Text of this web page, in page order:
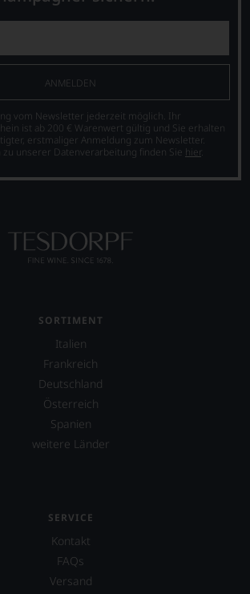
ANMELDEN
vom Newsletter jederzeit möglich. Ihr
ist ab 200 € Warenwert gültig und Sie erhalten
erstmaliger Anmeldung zum Newsletter.
unserer Datenverarbeitung finden Sie hier.
SORTIMENT
Italien
Frankreich
Deutschland
Österreich
Spanien
weitere Länder
SERVICE
Kontakt
FAQs
Versand